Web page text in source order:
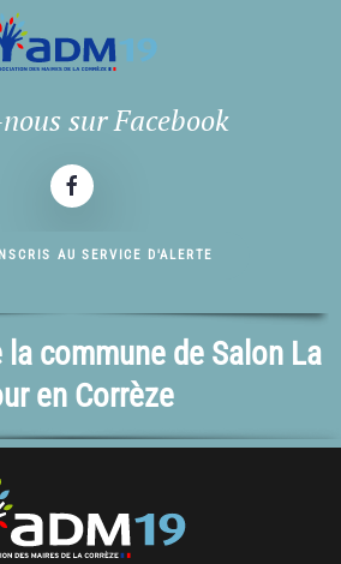
sur Facebook
AU SERVICE D'ALERTE
commune de Salon La
en Corrèze